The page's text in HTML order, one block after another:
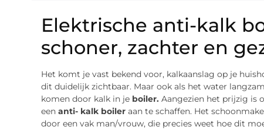
Elektrische anti-kalk
schoner, zachter en
Het komt je vast bekend voor, kalkaanslag op je
dit duidelijk zichtbaar. Maar ook als het water
komen door kalk in je boiler. Aangezien het prijzig is
een anti- kalk boileraan te schaffen. Het
door een vak man/vrouw, die precies weet hoe dit